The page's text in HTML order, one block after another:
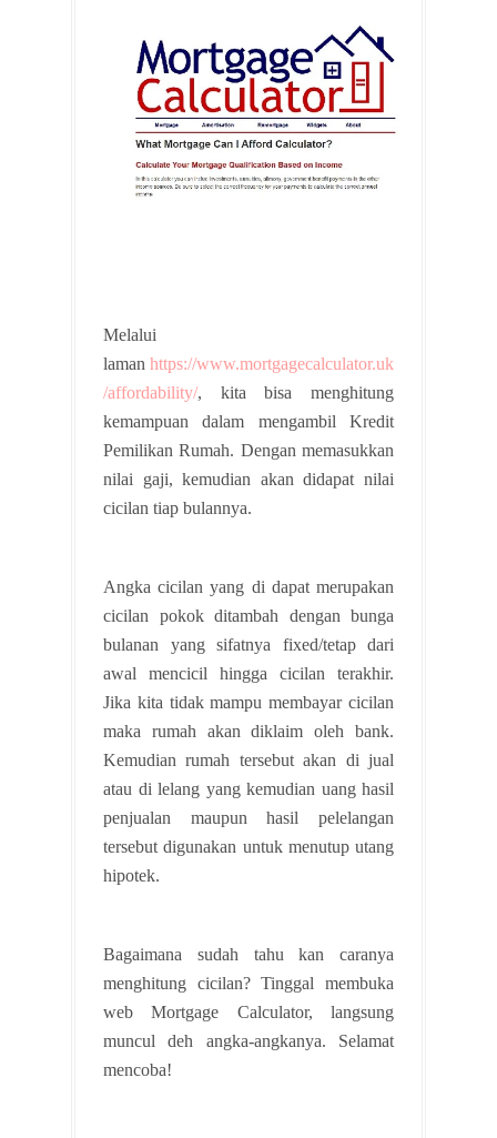
Melalui
laman https://www.mortgagecalculator.uk
/affordability/, kita bisa menghitung
kemampuan dalam mengambil Kredit
Pemilikan Rumah. Dengan memasukkan
nilai gaji, kemudian akan didapat nilai
cicilan tiap bulannya.
Angka cicilan yang di dapat merupakan
cicilan pokok ditambah dengan bunga
bulanan yang sifatnya fixed/tetap dari
awal mencicil hingga cicilan terakhir.
Jika kita tidak mampu membayar cicilan
maka rumah akan diklaim oleh bank.
Kemudian rumah tersebut akan di jual
atau di lelang yang kemudian uang hasil
penjualan maupun hasil pelelangan
tersebut digunakan untuk menutup utang
hipotek.
Bagaimana sudah tahu kan caranya
menghitung cicilan? Tinggal membuka
web Mortgage Calculator, langsung
muncul deh angka-angkanya. Selamat
mencoba!